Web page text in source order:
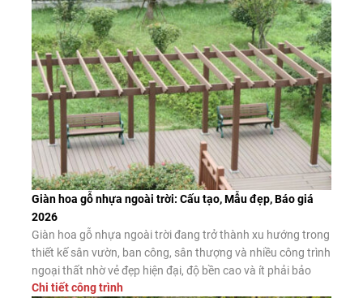
nước” cũng có chất lượng như […]
Giàn hoa gỗ nhựa ngoài trời: Cấu tạo, Mẫu đẹp, Báo giá
2026
Giàn hoa gỗ nhựa ngoài trời đang trở thành xu hướng trong
thiết kế sân vườn, ban công, sân thượng và nhiều công trình
ngoại thất nhờ vẻ đẹp hiện đại, độ bền cao và ít phải bảo
dưỡng. Đây là giải pháp thay thế hiệu quả cho giàn hoa gỗ
Chi tiết công trình